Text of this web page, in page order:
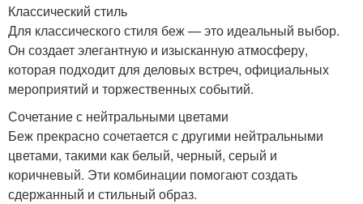
Классический стиль
Для классического стиля беж — это идеальный выбор.
Он создает элегантную и изысканную атмосферу,
которая подходит для деловых встреч, официальных
мероприятий и торжественных событий.
Сочетание с нейтральными цветами
Беж прекрасно сочетается с другими нейтральными
цветами, такими как белый, черный, серый и
коричневый. Эти комбинации помогают создать
сдержанный и стильный образ.